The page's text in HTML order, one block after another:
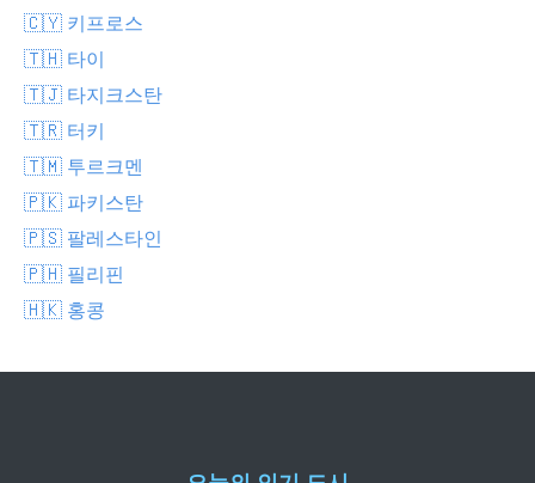
🇨🇾 키프로스
🇹🇭 타이
🇹🇯 타지크스탄
🇹🇷 터키
🇹🇲 투르크멘
🇵🇰 파키스탄
🇵🇸 팔레스타인
🇵🇭 필리핀
🇭🇰 홍콩